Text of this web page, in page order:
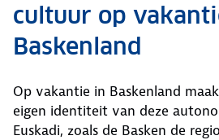
cultuur op
Baskenland
Op vakantie in Baskenland
eigen identiteit van deze
Euskadi, zoals de Basken de